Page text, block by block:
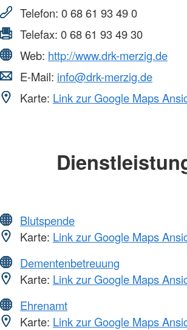
Telefon: 0 68 61 93 49 0
Telefax: 0 68 61 93 49 30
Web: http://www.drk-merzig.de
E-Mail: info@drk-merzig.de
Karte: Link zur Google Maps
Blutspende
Karte: Link zur Google Maps
Dementenbetreuung
Karte: Link zur Google Maps
Ehrenamt
Karte: Link zur Google Maps